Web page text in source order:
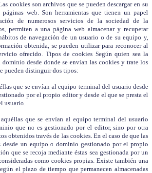
cookies son archivos que se pueden descargar en su
web. Son herramientas que tienen un papel
de numerosos servicios de la sociedad de la
permiten a una página web almacenar y recuperar
de navegación de un usuario o de su equipo y,
obtenida, se pueden utilizar para reconocer al
ofrecido. Tipos de cookies Según quien sea la
desde donde se envían las cookies y trate los
pueden distinguir dos tipos:
que se envían al equipo terminal del usuario desde
por el propio editor y desde el que se presta el
usuario.
que se envían al equipo terminal del usuario
que no es gestionado por el editor, sino por otra
obtenidos través de las cookies. En el caso de que las
desde un equipo o dominio gestionado por el propio
que se recoja mediante éstas sea gestionada por un
como cookies propias. Existe también una
el plazo de tiempo que permanecen almacenadas